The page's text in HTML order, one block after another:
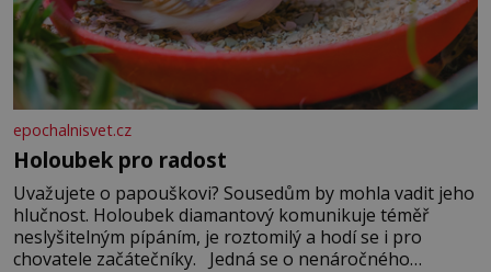
epochalnisvet.cz
Holoubek pro radost
Uvažujete o papouškovi? Sousedům by mohla vadit jeho
hlučnost. Holoubek diamantový komunikuje téměř
neslyšitelným pípáním, je roztomilý a hodí se i pro
chovatele začátečníky. Jedná se o nenáročného